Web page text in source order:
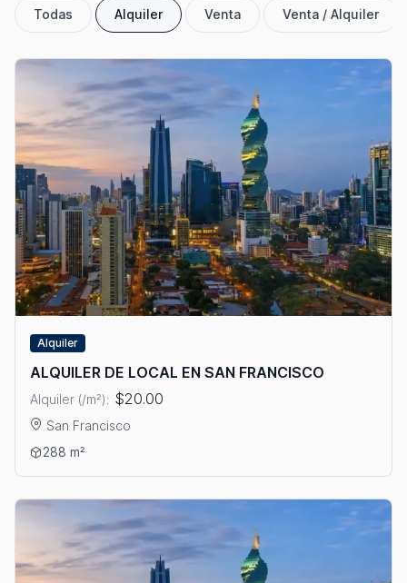
Todas Alquiler Venta Venta / Alquiler
Alquiler
ALQUILER DE LOCAL EN SAN FRANCISCO
Alquiler (/m²): $20.00
San Francisco
Ver detalles: ALQUILER DE LOCAL EN SAN FRANCISCO
288 m²